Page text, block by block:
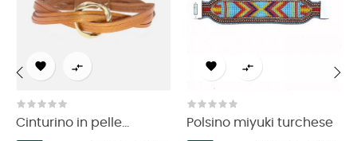
 
Cinturino in pelle...
 
Polsino miyuki turchese
‹